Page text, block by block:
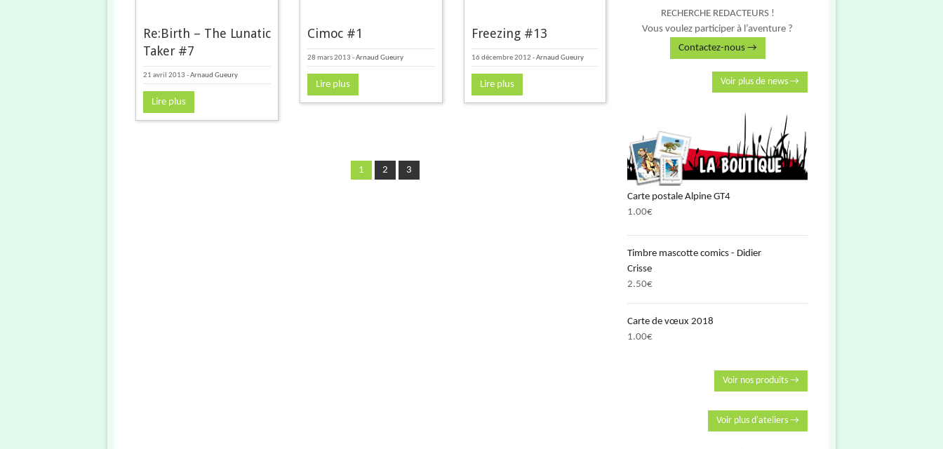
Re:Birth – The Lunatic
Taker #7
21 avril 2013 -Arnaud Gueury
Lire plus
Cimoc #1
28 mars 2013 -Arnaud Gueury
Lire plus
Freezing #13
16 décembre 2012 -Arnaud Gueury
Lire plus
1 2 3
RECHERCHE REDACTEURS !
Vous voulez participer à l’aventure ?
Contactez-nous →
Voir plus de news →
Carte postale Alpine GT4
1.00€
Timbre mascotte comics - Didier
Crisse
2.50€
Carte de vœux 2018
1.00€
Voir nos produits →
Voir plus d'ateliers →